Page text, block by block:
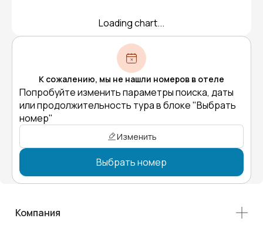
Loading chart...
К сожалению, мы не нашли номеров в отеле
Попробуйте изменить параметры поиска, даты
или продолжительность тура в блоке "Выбрать
номер"
Изменить
Выбрать номер
Компания